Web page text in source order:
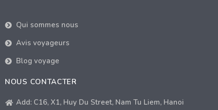
Qui sommes nous
Avis voyageurs
Blog voyage
NOUS CONTACTER
Add: C16, X1, Huy Du Street, Nam Tu Liem, Hanoi